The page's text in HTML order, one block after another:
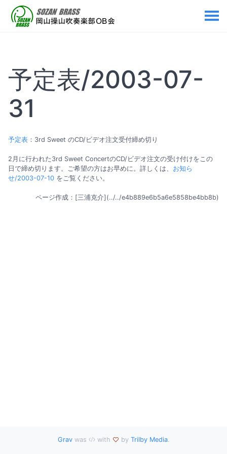
予定表/2003-07-
31
予定表 ：3rd Sweet のCD/ビデオ注文受付締め切り
2月に行われた3rd Sweet ConcertのCD/ビデオ注文の受け付けをこの
日で締め切ります。ご希望の方はお早めに。詳しくは、 お知ら
せ/2003-07-10 をご覧ください。
ページ作成：[三浦克介](../../e4b889e6b5a6e5858be4bb8b)
Gravwas with by Trilby Media.